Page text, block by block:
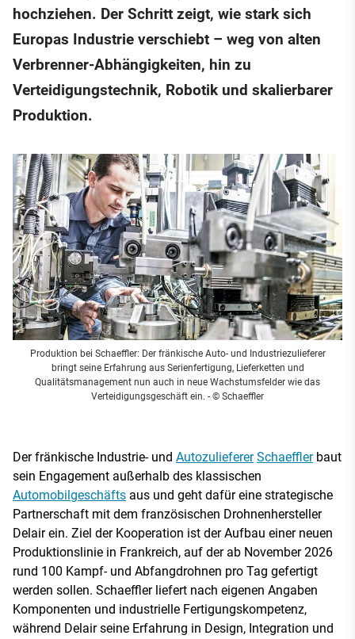
hochziehen. Der Schritt zeigt, wie stark sich
Europas Industrie verschiebt – weg von alten
Verbrenner-Abhängigkeiten, hin zu
Verteidigungstechnik, Robotik und skalierbarer
Produktion.
Produktion bei Schaeffler: Der fränkische Auto- und Industriezulieferer
bringt seine Erfahrung aus Serienfertigung, Lieferketten und
Qualitätsmanagement nun auch in neue Wachstumsfelder wie das
Verteidigungsgeschäft ein. - © Schaeffler
Der fränkische Industrie- und Autozulieferer Schaefflerbaut
sein Engagement außerhalb des klassischen
Automobilgeschäfts aus und geht dafür eine strategische
Partnerschaft mit dem französischen Drohnenhersteller
Delair ein. Ziel der Kooperation ist der Aufbau einer neuen
Produktionslinie in Frankreich, auf der ab November 2026
rund 100 Kampf- und Abfangdrohnen pro Tag gefertigt
werden sollen. Schaeffler liefert nach eigenen Angaben
Komponenten und industrielle Fertigungskompetenz,
während Delair seine Erfahrung in Design, Integration und